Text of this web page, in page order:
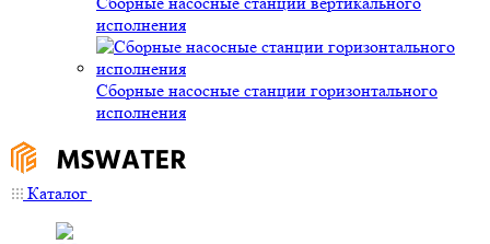
исполнения
Сборные насосные станции горизонтального
исполнения
Каталог